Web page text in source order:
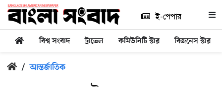
ই-পেপার
বিশ্ব সংবাদ ট্রাভেল কমিউনিটি স্টার বিজনেস স্টার
/ আন্তর্জাতিক